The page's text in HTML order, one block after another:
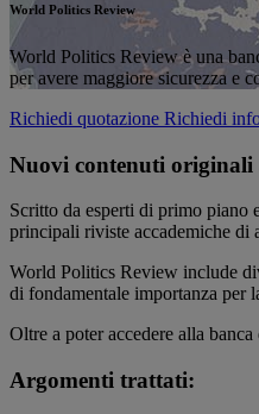
World Politics Review
World Politics Review è una
per avere maggiore sicurezza e
Richiedi quotazione Richiedi
Nuovi contenuti originali
Scritto da esperti di primo piano
principali riviste accademiche di
World Politics Review include
di fondamentale importanza per
Oltre a poter accedere alla
Argomenti trattati: